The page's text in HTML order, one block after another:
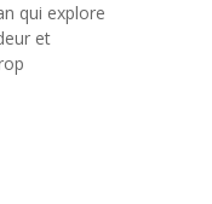
qui explore
et